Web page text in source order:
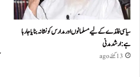
سیاسی فائدے کے لیے مسلمانوں اور مدارس کو نشانہ بنایا جا رہا
ہے: ارشد مدنی
13 گھنٹے ago